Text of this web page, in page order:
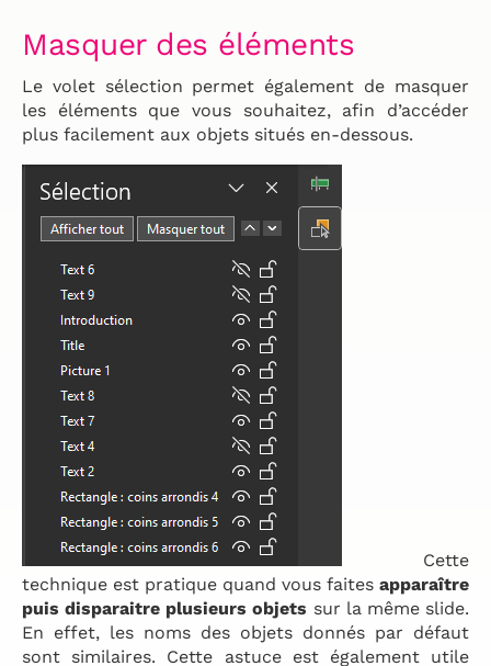
Masquer des éléments
Le volet sélection permet également de masquer
les éléments que vous souhaitez, afin d’accéder
plus facilement aux objets situés en-dessous.
Cette
technique est pratique quand vous faites apparaître
puis disparaitre plusieurs objets sur la même slide.
En effet, les noms des objets donnés par défaut
sont similaires. Cette astuce est également utile